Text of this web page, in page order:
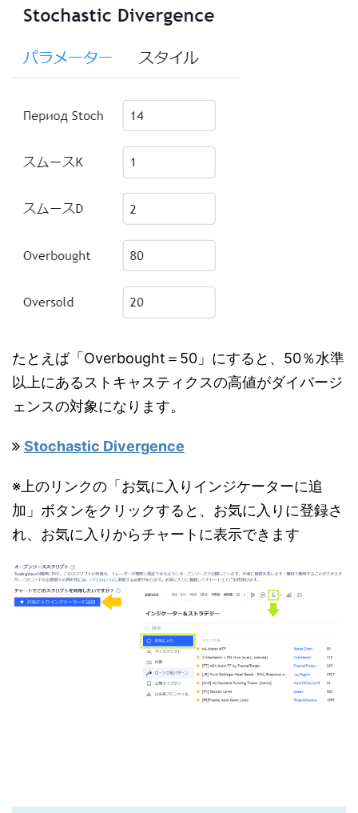
たとえば「Overbought＝50」にすると、50％水準
以上にあるストキャスティクスの高値がダイバージ
ェンスの対象になります。
Stochastic Divergence
※上のリンクの「お気に入りインジケーターに追
加」ボタンをクリックすると、お気に入りに登録さ
れ、お気に入りからチャートに表示できます